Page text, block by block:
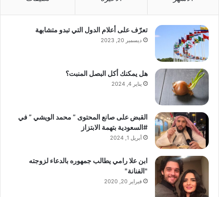
تعرّف على أعلام الدول التي تبدو متشابهة
ديسمبر 20, 2023
هل يمكنك أكل البصل المنبت؟
يناير 4, 2024
القبض على صانع المحتوى ” محمد الويشي ” في
#السعودية بتهمة الابتزاز
أبريل 1, 2024
ابن علا رامي يطالب جمهوره بالدعاء لزوجته
"الفنانة"
فبراير 20, 2020